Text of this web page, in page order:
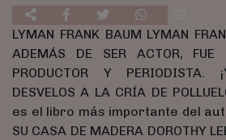
LYMAN FRANK BAUM LYMAN
ADEMÁS DE SER ACTOR, FUE
PRODUCTOR Y PERIODISTA.
DESVELOS A LA CRÍA DE
es el libro más importante del
SU CASA DE MADERA DOROTHY